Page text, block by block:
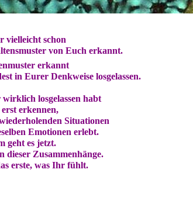
vielleicht schon
von Euch erkannt.
erkannt
in Eurer Denkweise losgelassen.
losgelassen habt
erkennen,
Situationen
Emotionen erlebt.
geht es jetzt.
dieser Zusammenhänge.
erste, was Ihr fühlt.